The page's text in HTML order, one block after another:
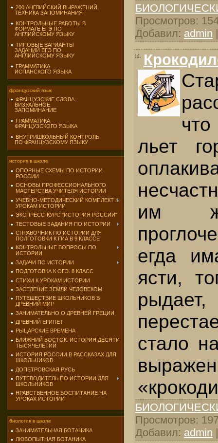
200 АНГЛИЙСКИЙ ВЫРАЖЕНИЙ.
ТЕХНИКА ЗАПОМИНАНИЯ
КОНТРОЛЬНЫЕ РАБОТЫ В
ФОРМАТЕ ЕГЭ ПО
АНГЛИЙСКОМУ ЯЗЫКУ
ТИПОВЫЕ ВАРИАНТЫ
ЗАДАНИЙ ЕГЭ ПО
АНГЛИЙСКОМУ ЯЗЫКУ
ГРАММАТИКА
ИСПАНСКОГО ЯЗЫКА
французский язык
ФРАНЦУЗСКИЕ СЛОВА.
ВИЗУАЛЬНОЕ
ЗАПОМИНАНИЕ
ГРАММАТИКА
ФРАНЦУЗСКОГО ЯЗЫКА
ВНУТРИШКОЛЬНЫЙ КОНТРОЛЬ
ПО ФРАНЦУЗСКОМУ ЯЗЫКУ
история в школе
ОПОРНЫЕ СХЕМЫ ПО ИСТОРИИ
РОССИИ
ОСНОВЫ ПРОФЕССИОНАЛЬНОГО
МАСТЕРСТВА УЧИТЕЛЯ ИСТОРИИ
УЧЕБНО-МЕТОДИЧЕСКИЙ КОМПЛЕКТ К
УРОКАМ ИСТОРИИ
ЭКСПРЕСС-КУРС "ИСТОРИЯ РОССИИ"
ТЕСТОВЫЕ ЗАДАНИЯ ПО ИСТОРИИ
СПРАВОЧНИК ПО ИСТОРИИ ДЛЯ
ПОЛГОТОВКИ К ГИА В 9 КЛАССЕ
КОНТРОЛЬНЫЕ ВОПРОСЫ ПО
ИСТОРИИ
ЗАДАЧИ ПО ИСТОРИИ
ПОДГОТОВКА К ОГЭ. 8 КЛАСС
СТИХИ К УРОКАМ ИСТОРИИ
ЗАСЕЛЕНИЕ ЗЕМЛИ ЧЕЛОВЕКОМ
ПУТЕШЕСТВИЕ ШКОЛЬНИКОВ В
ДРЕВНИЙ МИР
ЗАНИМАТЕЛЬНО О ДРЕВНЕЙ ГРЕЦИИ
ДРЕВНИЙ ЕГИПЕТ
РЫЦАРСКИЕ ВРЕМЕНА
БЛИЖНИЙ ВОСТОК. ИСТОРИЯ ДЕСЯТИ
ТЫСЯЧЕЛЕТИЙ
ИСТОРИЯ РОССИИ В РАССКАЗАХ ДЛЯ
ШКОЛЬНИКОВ
ДОПЕТРОВСКАЯ РУСЬ
ПУТЕВОДИТЕЛЬ ПО ИСТОРИИ ДЛЯ
ШКОЛЬНИКОВ
НРАВСТВЕННОЕ ВОСПИТАНИЕ НА
УРОКАХ ИСТОРИИ
биология в школе
ЗАНИМАТЕЛЬНАЯ БОТАНИКА
ЛЮБОПЫТНАЯ БОТАНИКА
Просмотров:
Добавил: admin
льет
им
егда
ясти,
стало
Просмотров:
Добавил: admin